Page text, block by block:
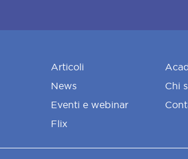
Articoli
News
Eventi e webinar
Flix
Chi